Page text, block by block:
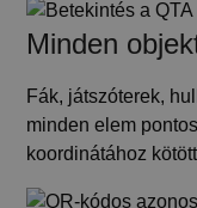
Minden
Fák, játszóterek,
minden elem
koordinátához